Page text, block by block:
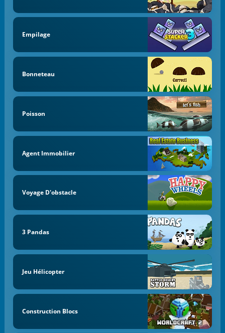
Empilage
Bonneteau
Poisson
Agent Immobilier
Voyage D'obstacle
3 Pandas
Jeu Hélicopter
Construction Blocs